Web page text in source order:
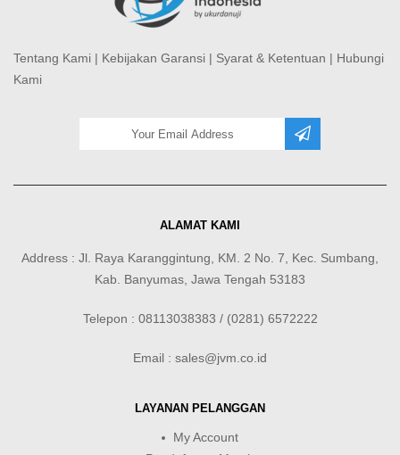
Tentang Kami | Kebijakan Garansi | Syarat & Ketentuan | Hubungi
Kami
ALAMAT KAMI
Address : Jl. Raya Karanggintung, KM. 2 No. 7, Kec. Sumbang,
Kab. Banyumas, Jawa Tengah 53183
Telepon : 08113038383 / (0281) 6572222
Email : sales@jvm.co.id
LAYANAN PELANGGAN
My Account